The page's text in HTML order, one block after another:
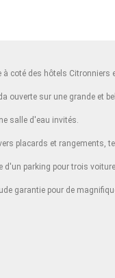
coté des hôtels Citronniers
sur une grande et
salle d'eau invités.
placards et rangements,
d'un parking pour trois
garantie pour de